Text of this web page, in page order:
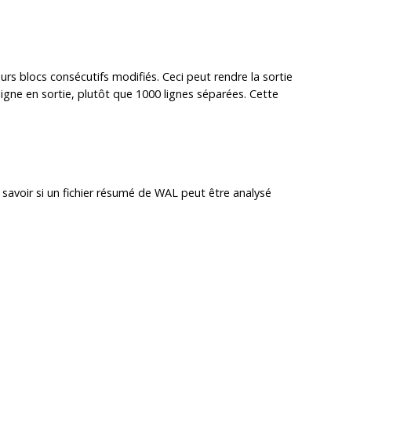
blocs consécutifs modifiés. Ceci peut rendre la sortie
en sortie, plutôt que 1000 lignes séparées. Cette
si un fichier résumé de WAL peut être analysé